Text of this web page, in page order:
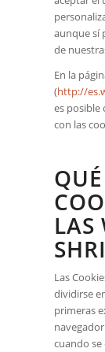
aunque sí
de
En la
(http://
es posible
con las
LAS
Las
dividirse
primeras
cuando